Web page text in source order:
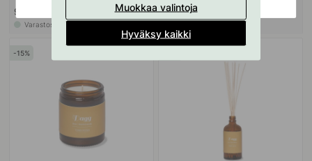
98.10 €
Varastossa
8.93 €10.50 €
15
Muokkaa valintoja
Hyväksy kaikki